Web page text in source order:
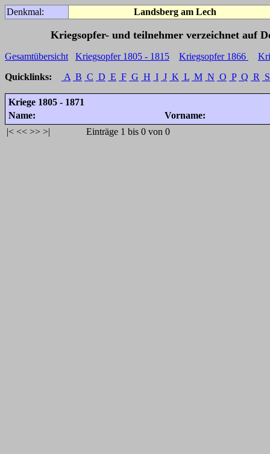
Denkmal: Landsberg am Lech
Kriegsopfer- und teilnehmer verzeichnet auf
Gesamtübersicht Kriegsopfer 1805 - 1815 Kriegsopfer 1866
Quicklinks:
A B C D E F G H I J K L M N O P Q R S
Kriege 1805 - 1871
Name:
Vorname:
|< << >> >| Einträge 1 bis 0 von 0